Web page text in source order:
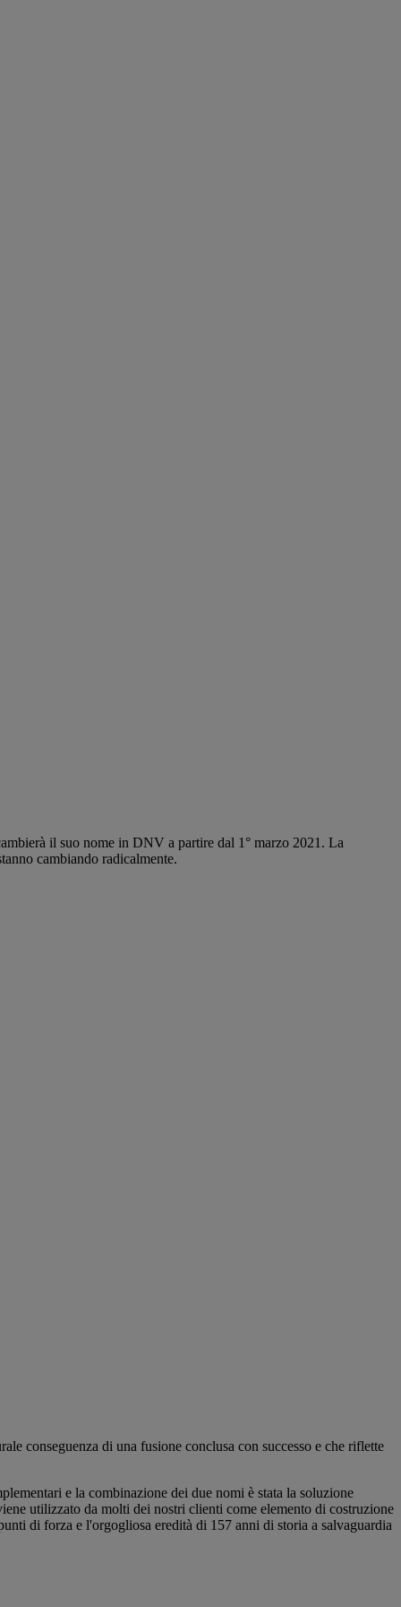
il suo nome in DNV a partire dal 1° marzo 2021. La
cambiando radicalmente.
conseguenza di una fusione conclusa con successo e che riflette
e la combinazione dei due nomi è stata la soluzione
utilizzato da molti dei nostri clienti come elemento di costruzione
di forza e l'orgogliosa eredità di 157 anni di storia a salvaguardia